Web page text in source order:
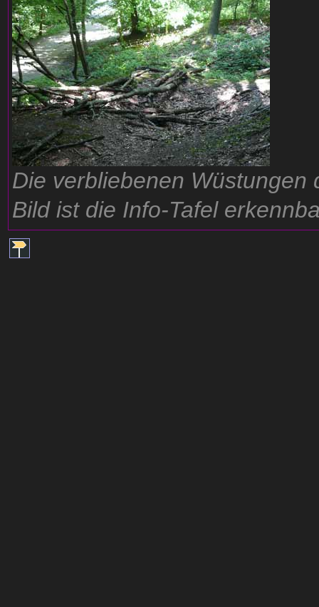
Die verbliebenen
Bild ist die Info-Tafel